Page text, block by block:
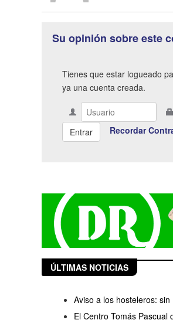
Su opinión sobre este
Tienes que estar logueado
ya una cuenta creada.
Recordar
ÚLTIMAS NOTICIAS
Aviso a los hosteleros:
El Centro Tomás